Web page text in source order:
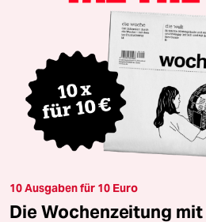
10 Ausgaben für 10 Euro
Die Wochenzeitung